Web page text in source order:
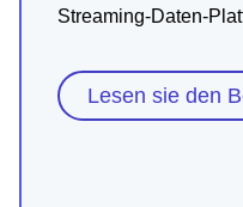
Streaming-Daten-
Lesen sie den